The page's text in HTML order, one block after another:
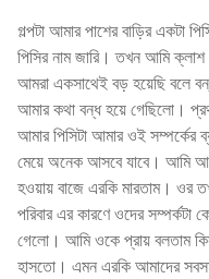
গল্পটা আমার পাশের বাড়ির একটা
পিসির নাম জারি। তখন আমি
আমরা একসাথেই বড় হয়েছি বলে
আমার কথা বন্ধ হয়ে গেছিলো।
আমার পিসিটা আমার ওই
মেয়ে অনেক আসবে যাবে। আমি
হওয়ায় বাজে এরকি মারতাম। ওর
পরিবার এর কারণে ওদের
গেলো। আমি ওকে প্রায় বলতাম
হাসতো। এমন এরকি আমাদের